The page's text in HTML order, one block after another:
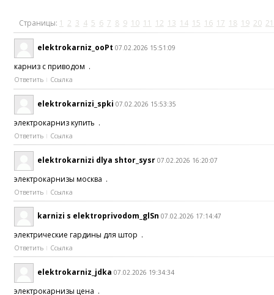
Страницы: 1 2 3 4 5 6 7 8 9 10 11 12 13 14 15 16 17 18 19 20 21
elektrokarniz_ooPt 07.02.2026 15:51:09
карниз с приводом .
Ответить Ссылка
elektrokarnizi_spki 07.02.2026 15:53:35
электрокарниз купить .
Ответить Ссылка
elektrokarnizi dlya shtor_sysr 07.02.2026 16:20:07
электрокарнизы москва .
Ответить Ссылка
karnizi s elektroprivodom_glSn 07.02.2026 17:14:47
электрические гардины для штор .
Ответить Ссылка
elektrokarniz_jdka 07.02.2026 19:34:34
электрокарнизы цена .